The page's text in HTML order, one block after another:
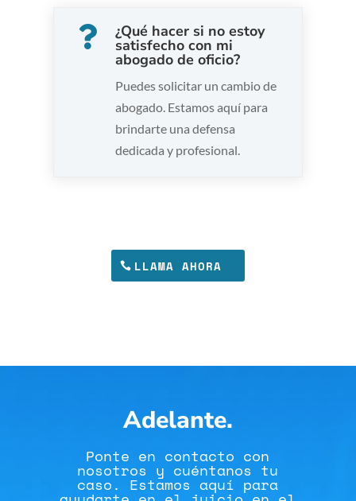
 ¿Qué hacer si no estoy
satisfecho con mi
abogado de oficio?
Puedes solicitar un cambio de
abogado. Estamos aquí para
brindarte una defensa
dedicada y profesional.
LLAMA AHORA
Adelante.
Ponte en contacto con
nosotros y cuéntanos tu
caso. Estamos aquí para